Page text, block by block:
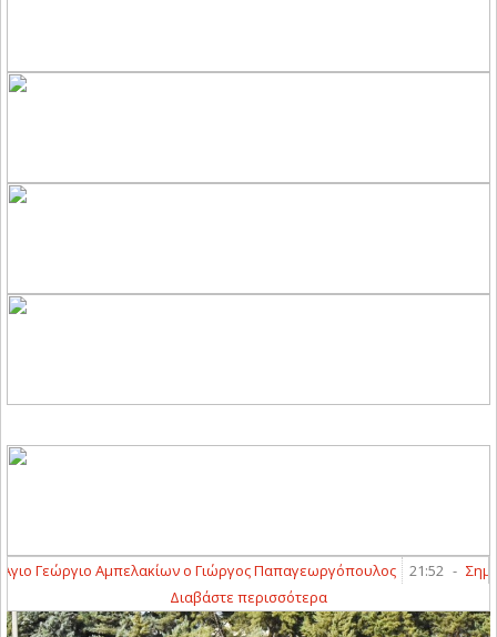
Γεώργιο Αμπελακίων ο Γιώργος Παπαγεωργόπουλος 21:52 -
Διαβάστε περισσότερα